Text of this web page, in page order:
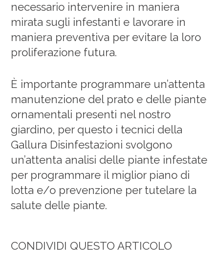
necessario intervenire in maniera
mirata sugli infestanti e lavorare in
maniera preventiva per evitare la loro
proliferazione futura.
È importante programmare un’attenta
manutenzione del prato e delle piante
ornamentali presenti nel nostro
giardino, per questo i tecnici della
Gallura Disinfestazioni svolgono
un’attenta analisi delle piante infestate
per programmare il miglior piano di
lotta e/o prevenzione per tutelare la
salute delle piante.
CONDIVIDI QUESTO ARTICOLO